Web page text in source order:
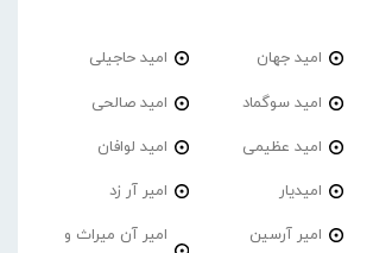
امید جهان امید حاجیلی
امید سوگماد امید صالحی
امید عظیمی امید لوافان
امیدیار امیر آر زد
امیر آرسین
امیر آن میراث و